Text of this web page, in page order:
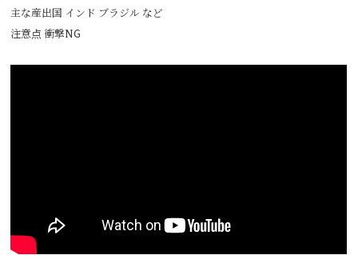
主な産出国 インド ブラジル など
注意点 衝撃NG